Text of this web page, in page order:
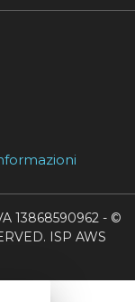
13868590962 - ©
ISP AWS